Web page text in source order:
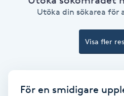
Ansiktsbehandling
Utöka din sökarea
Visa fler
För en smidigare